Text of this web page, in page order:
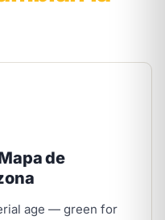
de
age — green for